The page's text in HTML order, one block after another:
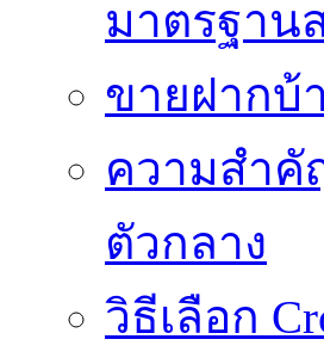
มาตรฐาน
ขายฝากบ้
ความสำคั
ตัวกลาง
วิธีเลือก